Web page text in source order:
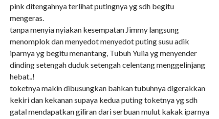
pink ditengahnya terlihat putingnya yg sdh begitu
mengeras.
tanpa menyia nyiakan kesempatan Jimmy langsung
menomplok dan menyedot menyedot puting susu adik
iparnya yg begitu menantang, Tubuh Yulia yg menyender
dinding setengah duduk setengah celentang menggelinjang
hebat..!
toketnya makin dibusungkan bahkan tubuhnya digerakkan
kekiri dan kekanan supaya kedua puting toketnya yg sdh
gatal mendapatkan giliran dari serbuan mulut kakak iparnya